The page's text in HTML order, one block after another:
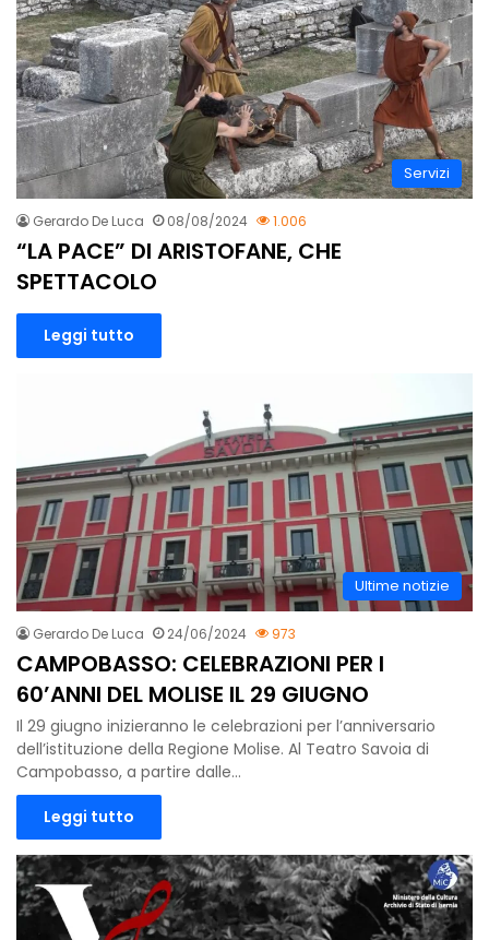
Servizi
Gerardo De Luca 08/08/2024 1.006
“LA PACE” DI ARISTOFANE, CHE
SPETTACOLO
Leggi tutto
Ultime notizie
Gerardo De Luca 24/06/2024 973
CAMPOBASSO: CELEBRAZIONI PER I
60’ANNI DEL MOLISE IL 29 GIUGNO
Il 29 giugno inizieranno le celebrazioni per l’anniversario
dell’istituzione della Regione Molise. Al Teatro Savoia di
Campobasso, a partire dalle…
Leggi tutto